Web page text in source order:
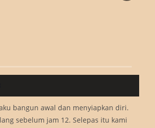
bangun awal dan menyiapkan diri.
sebelum jam 12. Selepas itu kami